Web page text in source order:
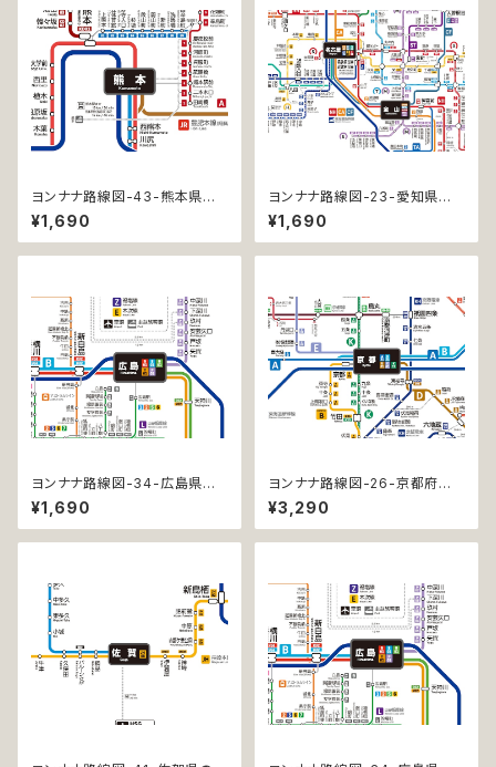
ヨンナナ路線図-43-熊本県の
鉄道 (Kumamoto / デジタル /
LT)
¥1,690
ヨンナナ路線図-23-愛知県の
鉄道 (Aichi / デジタル / LT)
¥1,690
ヨンナナ路線図-34-広島県の
鉄道 (Hiroshima / デジタル /
LT)
¥1,690
ヨンナナ路線図-26-京都府の
鉄道 (Kyoto / デジタル / LT-N
C)
¥3,290